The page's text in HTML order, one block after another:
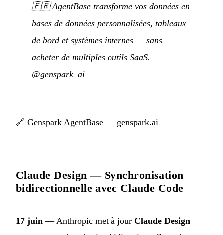
🇫🇷AgentBase transforme vos données en
bases de données personnalisées, tableaux
de bord et systèmes internes — sans
acheter de multiples outils SaaS. —
@genspark_ai
🔗 Genspark AgentBase — genspark.ai
Claude Design — Synchronisation
bidirectionnelle avec Claude Code
17 juin — Anthropic met à jour Claude Design